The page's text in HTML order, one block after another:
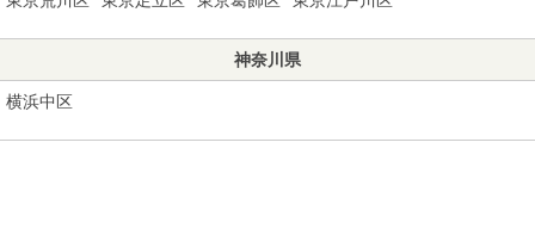
神奈川県
横浜中区